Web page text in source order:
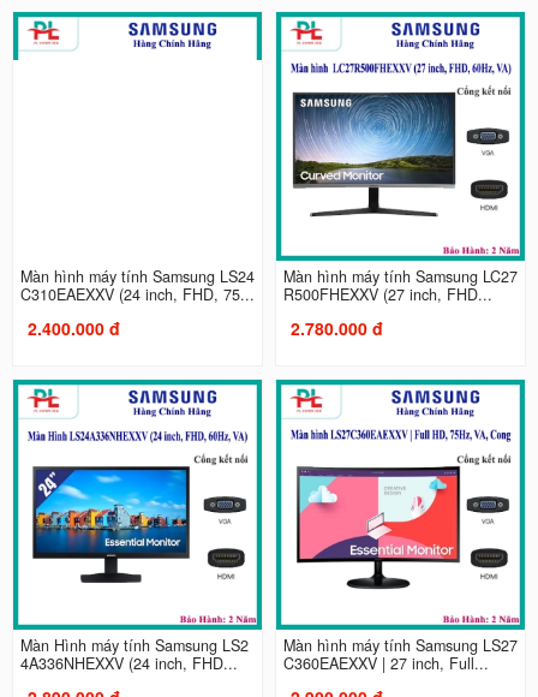
Màn hình máy tính Samsung LS24
C310EAEXXV (24 inch, FHD, 75...
2.400.000 đ
Màn hình máy tính Samsung LC27
R500FHEXXV (27 inch, FHD...
2.780.000 đ
Màn Hình máy tính Samsung LS2
4A336NHEXXV (24 inch, FHD...
Màn hình máy tính Samsung LS27
C360EAEXXV | 27 inch, Full...